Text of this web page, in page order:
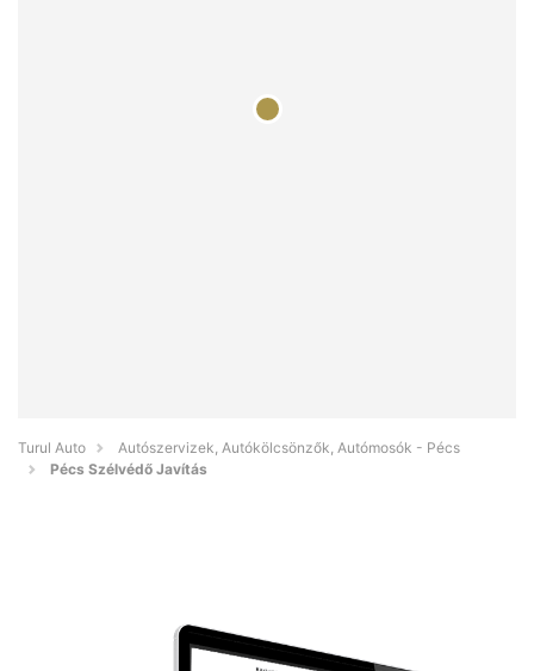
Turul Auto
Autószervizek, Autókölcsönzők, Autómosók - Pécs
Pécs Szélvédő Javítás